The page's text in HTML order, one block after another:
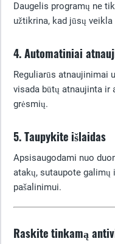
Daugelis programų ne
užtikrina, kad jūsų
4. Automatiniai
Reguliarūs atnaujinimai
visada būtų atnaujinta ir
grėsmių.
5. Taupykite išlaidas
Apsisaugodami nuo
atakų, sutaupote galimų
pašalinimui.
Raskite tinkamą